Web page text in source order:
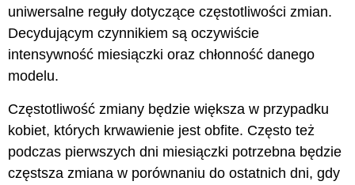
uniwersalne reguły dotyczące częstotliwości zmian.
Decydującym czynnikiem są oczywiście
intensywność miesiączki oraz chłonność danego
modelu.
Częstotliwość zmiany będzie większa w przypadku
kobiet, których krwawienie jest obfite. Często też
podczas pierwszych dni miesiączki potrzebna będzie
częstsza zmiana w porównaniu do ostatnich dni, gdy